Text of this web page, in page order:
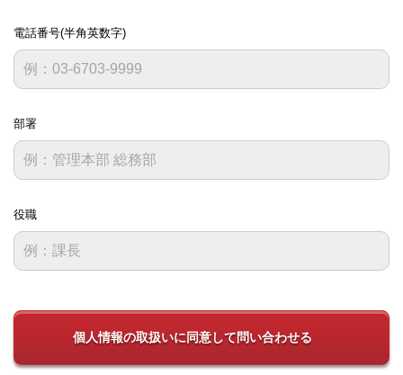
電話番号(半角英数字)
部署
役職